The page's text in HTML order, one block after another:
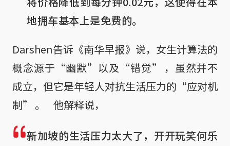
地拥车基本上是免费的。
Darshen告诉《南华早报》说，女生计算法的
概念源于“幽默”以及“错觉” ，虽然并不
成立，但它是年轻人对抗生活压力的“应对机
制” 。 他解释说，
新加坡的生活压力太大了，开开玩笑何乐